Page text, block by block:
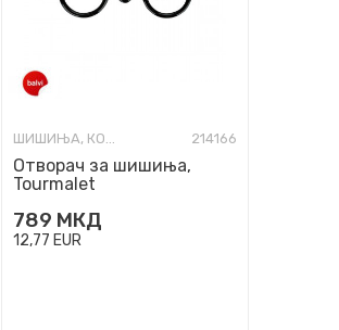
ШИШИЊА, КОЛБИ И ОТВАРАЧИ 214166
Отворач за шишиња,
Tourmalet
789 МКД
12,77 EUR